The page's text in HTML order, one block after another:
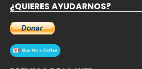
¿QUIERES AYUDARNOS?